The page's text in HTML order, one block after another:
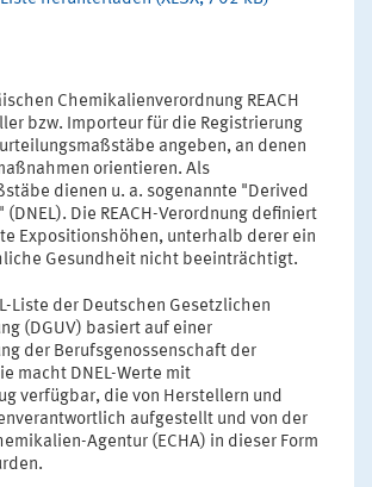
Chemikalienverordnung REACH
bzw. Importeur für die Registrierung
angeben, an denen
orientieren. Als
dienen u. a. sogenannte "Derived
(DNEL). Die REACH-Verordnung definiert
Expositionshöhen, unterhalb derer ein
Gesundheit nicht beeinträchtigt.
Liste der Deutschen Gesetzlichen
(DGUV) basiert auf einer
der Berufsgenossenschaft der
macht DNEL-Werte mit
verfügbar, die von Herstellern und
aufgestellt und von der
Agentur (ECHA) in dieser Form